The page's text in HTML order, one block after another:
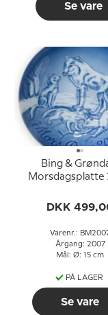
Se vare
Bing &
Morsdagsplatte
DKK
Varenr.:
Årgang: 2007
Mål: Ø: 15 cm
PÅ LAGER
Se vare